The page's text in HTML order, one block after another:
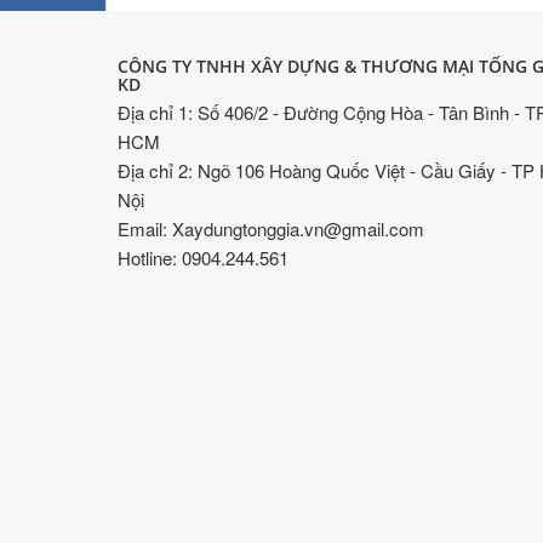
CÔNG TY TNHH XÂY DỰNG & THƯƠNG MẠI TỐNG
KD
Địa chỉ 1: Số 406/2 - Đường Cộng Hòa - Tân Bình -
HCM
Địa chỉ 2: Ngõ 106 Hoàng Quốc Việt - Cầu Giấy - TP
Nội
Email: Xaydungtonggia.vn@gmail.com
Hotline: 0904.244.561